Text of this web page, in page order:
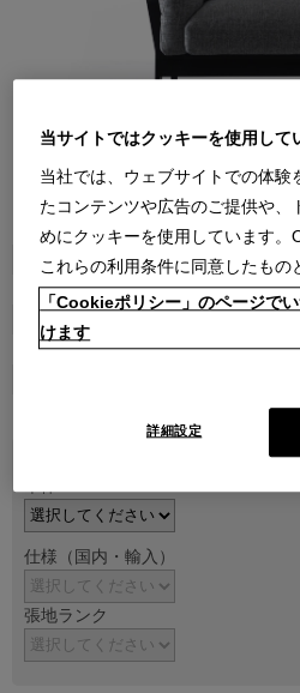
● ● ● ● ●
商品属性
家具
￥1,089,000～ ￥1,815,000
仕様（国内・輸入）
張地ランク
当サイトではクッキーを使用して
当社では、ウェブサイトでの体験
たコンテンツや広告のご提供や、
めにクッキーを使用しています。
これらの利用条件に同意したもの
「Cookieポリシー」のページで
けます
詳細設定